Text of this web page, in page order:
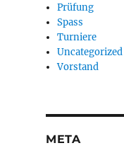
Prüfung
Spass
Turniere
Uncategorized
Vorstand
META